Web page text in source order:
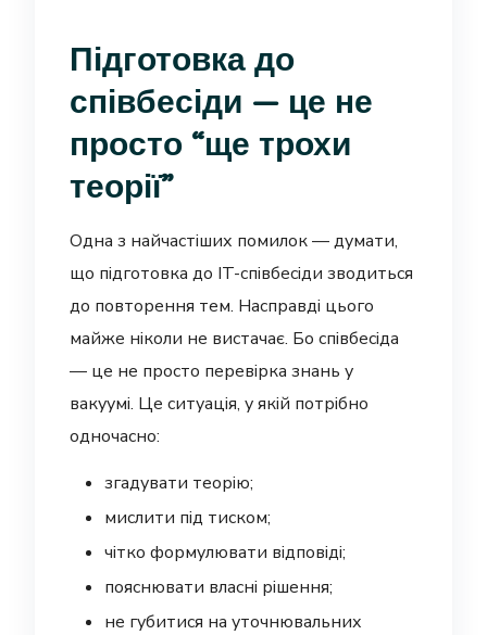
Підготовка до
співбесіди — це не
просто “ще трохи
теорії”
Одна з найчастіших помилок — думати,
що підготовка до IT-співбесіди зводиться
до повторення тем. Насправді цього
майже ніколи не вистачає. Бо співбесіда
— це не просто перевірка знань у
вакуумі. Це ситуація, у якій потрібно
одночасно:
згадувати теорію;
мислити під тиском;
чітко формулювати відповіді;
пояснювати власні рішення;
не губитися на уточнювальних